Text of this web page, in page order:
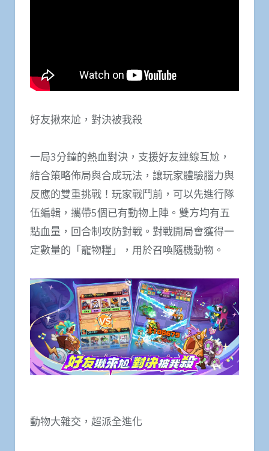
好友揪來尬，對決被我殺
一局3分鐘的熱血對決，支援好友連線互尬，
結合策略佈局與合成玩法，讓玩家體驗腦力與
反應的雙重挑戰！玩家戰鬥前，可以先進行隊
伍編輯，攜帶5個已有動物上陣。雙方均有五
點血量，回合制攻防對戰。對戰開局會獲得一
定數量的「寵物糧」，用於召喚隨機動物。
動物大雜交，超派全進化